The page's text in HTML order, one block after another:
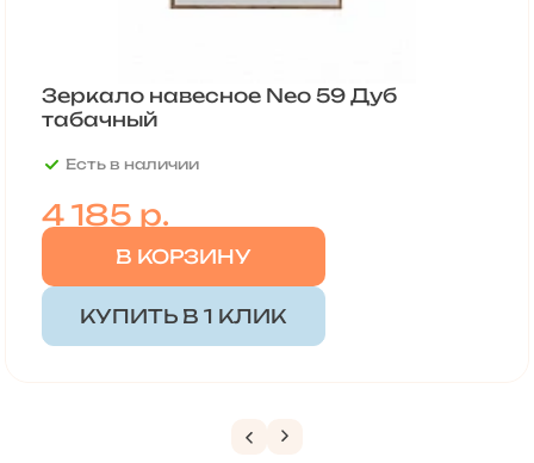
Зеркало навесное Neo 59 Дуб
табачный
Есть в наличии
4 185 р.
В КОРЗИНУ
КУПИТЬ В 1 КЛИК